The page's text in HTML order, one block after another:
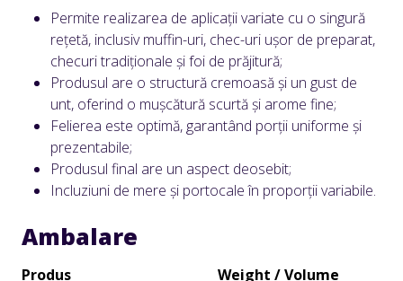
Permite realizarea de aplicații variate cu o singură
rețetă, inclusiv muffin-uri, chec-uri ușor de preparat,
checuri tradiționale și foi de prăjitură;
Produsul are o structură cremoasă și un gust de
unt, oferind o mușcătură scurtă și arome fine;
Felierea este optimă, garantând porții uniforme și
prezentabile;
Produsul final are un aspect deosebit;
Incluziuni de mere și portocale în proporții variabile.
Ambalare
Produs Weight / Volume